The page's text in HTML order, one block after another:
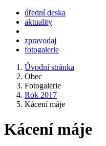
úřední deska
aktuality
zpravodaj
fotogalerie
Úvodní stránka
Obec
Fotogalerie
Rok 2017
Kácení máje
Kácení máje